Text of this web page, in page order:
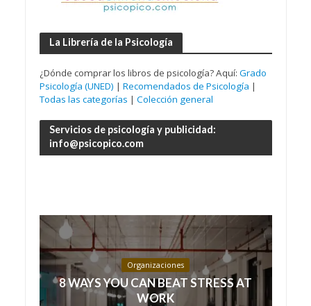
La Librería de la Psicología
¿Dónde comprar los libros de psicología? Aquí: Grado
Psicología (UNED) | Recomendados de Psicología |
Todas las categorías | Colección general
Servicios de psicología y publicidad:
info@psicopico.com
Organizaciones
8 WAYS YOU CAN BEAT STRESS AT
WORK